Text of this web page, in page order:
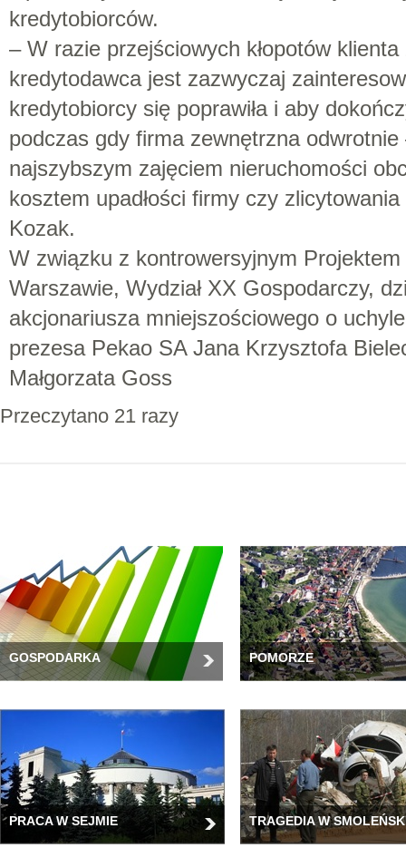
kredytobiorców.
– W razie przejściowych kłopotów
kredytodawca jest zazwyczaj
kredytobiorcy się poprawiła i aby
podczas gdy firma zewnętrzna
najszybszym zajęciem nieruchomości
kosztem upadłości firmy czy
Kozak.
W związku z kontrowersyjnym
Warszawie, Wydział XX Gospodarczy,
akcjonariusza mniejszościowego o
prezesa Pekao SA Jana Krzysztofa
Małgorzata Goss
Przeczytano 21 razy
GOSPODARKA POMORZE
PRACA W SEJMIE TRAGEDIA W